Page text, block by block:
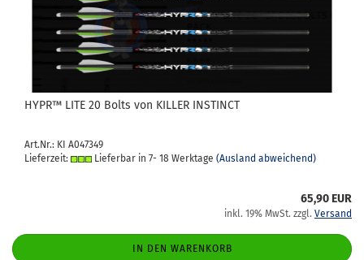
HYPR™ LITE 20 Bolts von KIL­LER IN­STINCT
Art.Nr.: KI A047349
Lieferzeit:
Lieferbar in 7- 18 Werktage (Ausland abweichend)
65,90 EUR
inkl. 19% MwSt. zzgl. Versand
IN DEN WARENKORB